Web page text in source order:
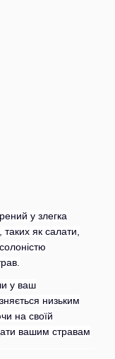
у злегка
як салати,
у ваш
низьким
на своїй
вашим стравам